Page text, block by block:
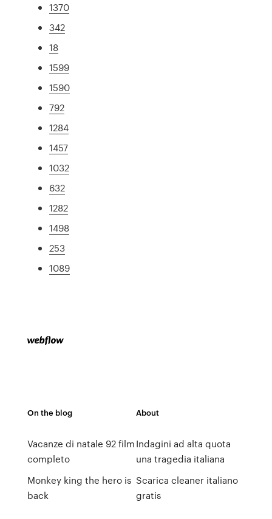
1370
342
18
1599
1590
792
1284
1457
1032
632
1282
1498
253
1089
On the blog
Vacanze di natale 92 film
completo
Monkey king the hero is
back
About
Indagini ad alta quota
una tragedia italiana
Scarica cleaner italiano
gratis